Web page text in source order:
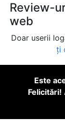
Review-
web
Doar userii
ți
Este
Felicitări!